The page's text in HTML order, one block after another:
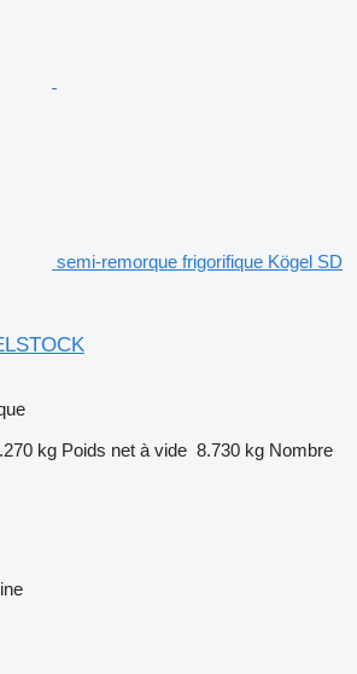
semi-remorque frigorifique Kögel SD
kg Poids net à vide 8.730 kg Nombre